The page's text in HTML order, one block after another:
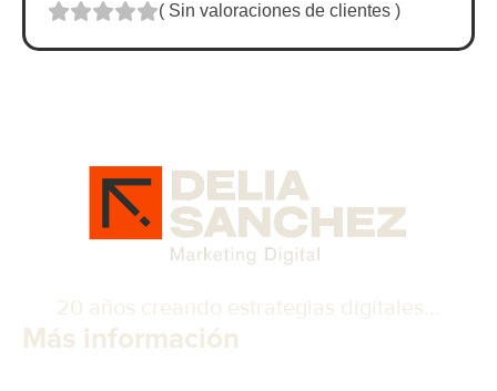
( Sin valoraciones de clientes )
20 años creando estrategias digitales...
Más información